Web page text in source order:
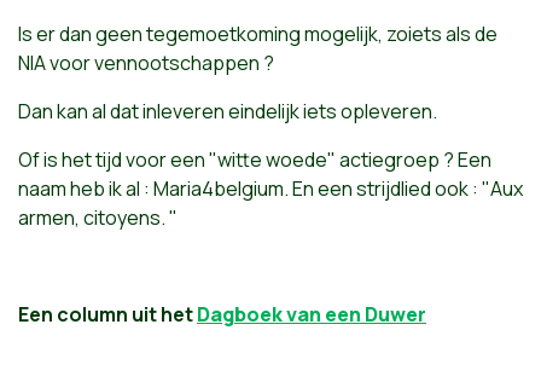
Is er dan geen tegemoetkoming mogelijk, zoiets als de
NIA voor vennootschappen ?
Dan kan al dat inleveren eindelijk iets opleveren.
Of is het tijd voor een "witte woede" actiegroep ? Een
naam heb ik al : Maria4belgium. En een strijdlied ook : "Aux
armen, citoyens. "
Een column uit hetDagboek van een Duwer